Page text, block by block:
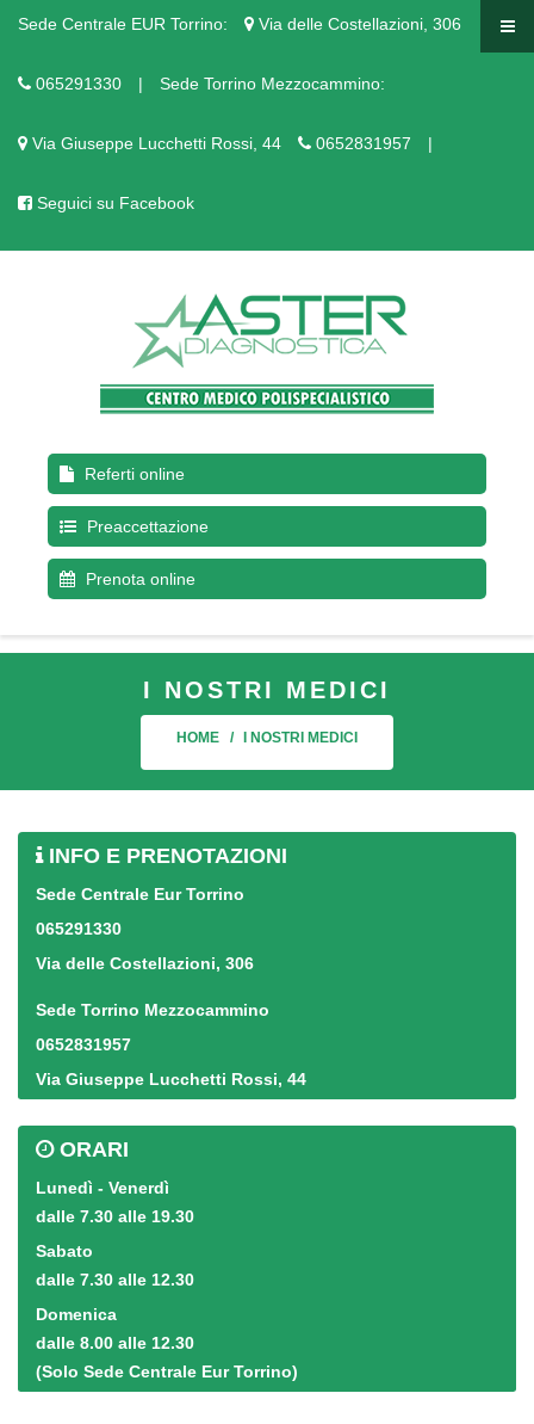
Sede Centrale EUR Torrino: Via delle Costellazioni, 306
065291330 | Sede Torrino Mezzocammino:
Via Giuseppe Lucchetti Rossi, 44 0652831957 |
Seguici su Facebook
Referti online
Preaccettazione
Prenota online
I NOSTRI MEDICI
HOME I NOSTRI MEDICI
INFO E PRENOTAZIONI
Sede Centrale Eur Torrino
065291330
Via delle Costellazioni, 306
Sede Torrino Mezzocammino
0652831957
Via Giuseppe Lucchetti Rossi, 44
ORARI
Lunedì - Venerdì
dalle 7.30 alle 19.30
Sabato
dalle 7.30 alle 12.30
Domenica
dalle 8.00 alle 12.30
(Solo Sede Centrale Eur Torrino)